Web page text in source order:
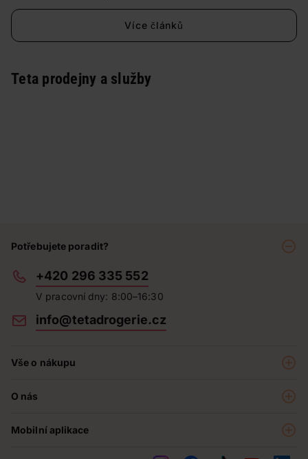
Více článků
Teta prodejny a služby
Potřebujete poradit?
+420 296 335 552
V pracovní dny: 8:00–16:30
info@tetadrogerie.cz
Vše o nákupu
Prodejny
O nás
Mobilní aplikace